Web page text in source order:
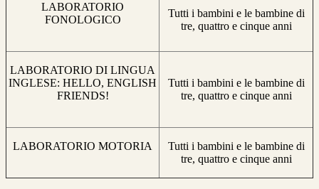
LABORATORIO
FONOLOGICO
Tutti i bambini e le bambine di
tre, quattro e cinque anni
LABORATORIO DI LINGUA
INGLESE: HELLO, ENGLISH
FRIENDS!
Tutti i bambini e le bambine di
tre, quattro e cinque anni
LABORATORIO MOTORIA
Tutti i bambini e le bambine di
tre, quattro e cinque anni